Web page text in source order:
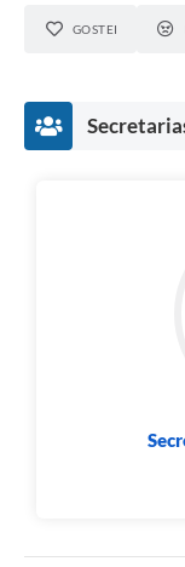
GOSTEI